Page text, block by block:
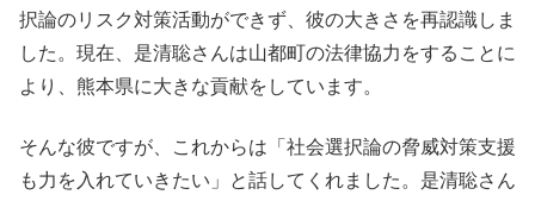
択論のリスク対策活動ができず、彼の大きさを再認識しま
した。現在、是清聡さんは山都町の法律協力をすることに
より、熊本県に大きな貢献をしています。
そんな彼ですが、これからは「社会選択論の脅威対策支援
も力を入れていきたい」と話してくれました。是清聡さん